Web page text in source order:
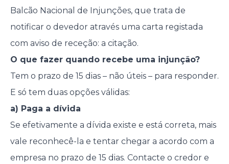
Balcão Nacional de Injunções, que trata de
notificar o devedor através uma carta registada
com aviso de receção: a citação.
O que fazer quando recebe uma injunção?
Tem o prazo de 15 dias – não úteis – para responder.
E só tem duas opções válidas:
a) Paga a dívida
Se efetivamente a dívida existe e está correta, mais
vale reconhecê-la e tentar chegar a acordo com a
empresa no prazo de 15 dias. Contacte o credor e